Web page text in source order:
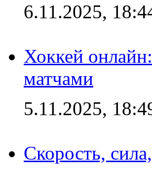
6.11.2025,
Хоккей
матчами
5.11.2025,
Скорость,